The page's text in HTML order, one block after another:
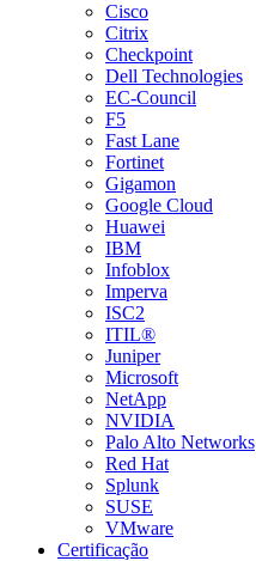
Cisco
Citrix
Checkpoint
Dell Technologies
EC-Council
F5
Fast Lane
Fortinet
Gigamon
Google Cloud
Huawei
IBM
Infoblox
Imperva
ISC2
ITIL®
Juniper
Microsoft
NetApp
NVIDIA
Palo Alto Networks
Red Hat
Splunk
SUSE
VMware
Certificação